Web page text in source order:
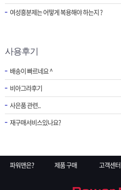
여성흥분제는 어떻게 복용해야 하는지 ?
사용후기
배송이 빠르네요 ^
비아그라후기
사은품 관련..
재구매서비스있나요?
파워맨은? 제품 구매 고객센터